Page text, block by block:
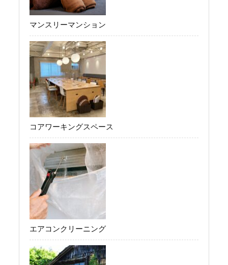
マンスリーマンション
コアワーキングスペース
エアコンクリーニング